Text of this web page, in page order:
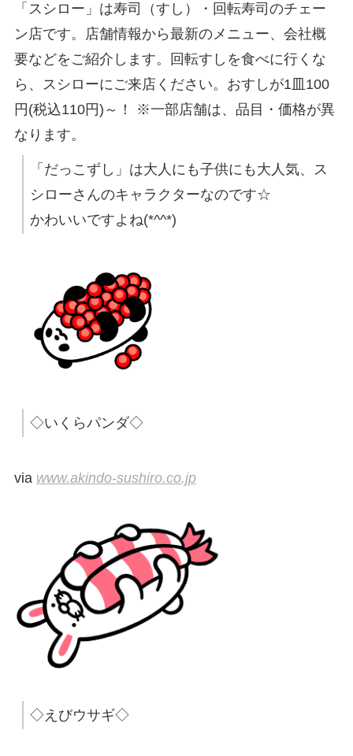
「スシロー」は寿司（すし）・回転寿司のチェー
ン店です。店舗情報から最新のメニュー、会社概
要などをご紹介します。回転すしを食べに行くな
ら、スシローにご来店ください。おすしが1皿100
円(税込110円)～！ ※一部店舗は、品目・価格が異
なります。
「だっこずし」は大人にも子供にも大人気、ス
シローさんのキャラクターなのです☆
かわいいですよね(*^^*)
◇いくらパンダ◇
via www.akindo-sushiro.co.jp
◇えびウサギ◇